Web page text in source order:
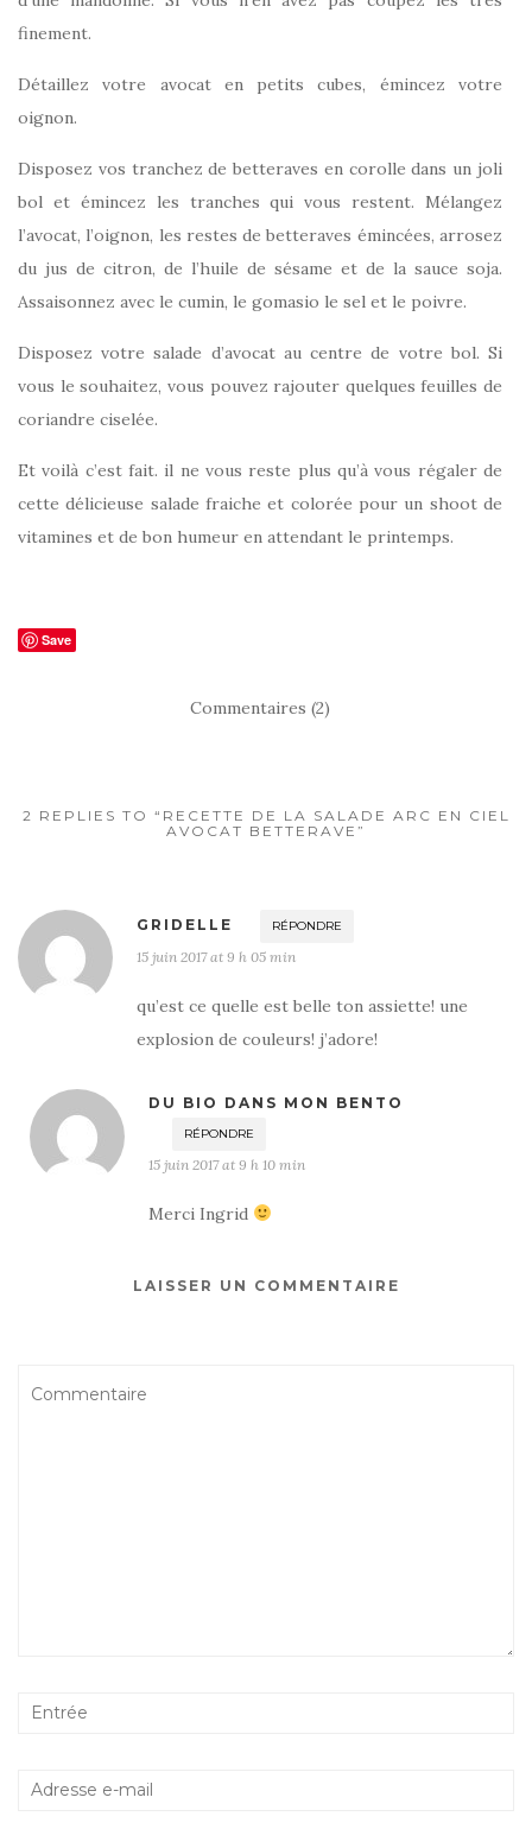
finement.
Détaillez votre avocat en petits cubes, émincez votre
oignon.
Disposez vos tranchez de betteraves en corolle dans un joli
bol et émincez les tranches qui vous restent. Mélangez
l’avocat, l’oignon, les restes de betteraves émincées, arrosez
du jus de citron, de l’huile de sésame et de la sauce soja.
Assaisonnez avec le cumin, le gomasio le sel et le poivre.
Disposez votre salade d’avocat au centre de votre bol. Si
vous le souhaitez, vous pouvez rajouter quelques feuilles de
coriandre ciselée.
Et voilà c’est fait. il ne vous reste plus qu’à vous régaler de
cette délicieuse salade fraiche et colorée pour un shoot de
vitamines et de bon humeur en attendant le printemps.
Save
Commentaires (2)
2 REPLIES TO “RECETTE DE LA SALADE ARC EN CIEL
AVOCAT BETTERAVE”
GRIDELLE RÉPONDRE
15 juin 2017 at 9 h 05 min
qu’est ce quelle est belle ton assiette! une
explosion de couleurs! j’adore!
DU BIO DANS MON BENTO
RÉPONDRE
15 juin 2017 at 9 h 10 min
Merci Ingrid
LAISSER UN COMMENTAIRE